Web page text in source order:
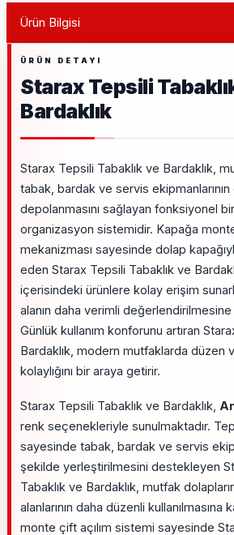
Ürün Bilgisi
Starax Tepsili
Bardaklık
Starax Tepsili Tabaklık ve Bardaklık,
tabak, bardak ve servis
depolanmasını sağlayan fonksiyonel
organizasyon sistemidir. Kapağa monte
mekanizması sayesinde dolap
eden Starax Tepsili Tabaklık ve
içerisindeki ürünlere kolay erişim
alanın daha verimli değerlendirilmesine
Günlük kullanım konforunu artıran
Bardaklık, modern mutfaklarda düzen
kolaylığını bir araya getirir.
Starax Tepsili Tabaklık ve Bardaklık,
renk seçenekleriyle sunulmaktadır.
sayesinde tabak, bardak ve servis
şekilde yerleştirilmesini destekleyen
Tabaklık ve Bardaklık, mutfak
alanlarının daha düzenli kullanılmasına
monte çift açılım sistemi sayesinde